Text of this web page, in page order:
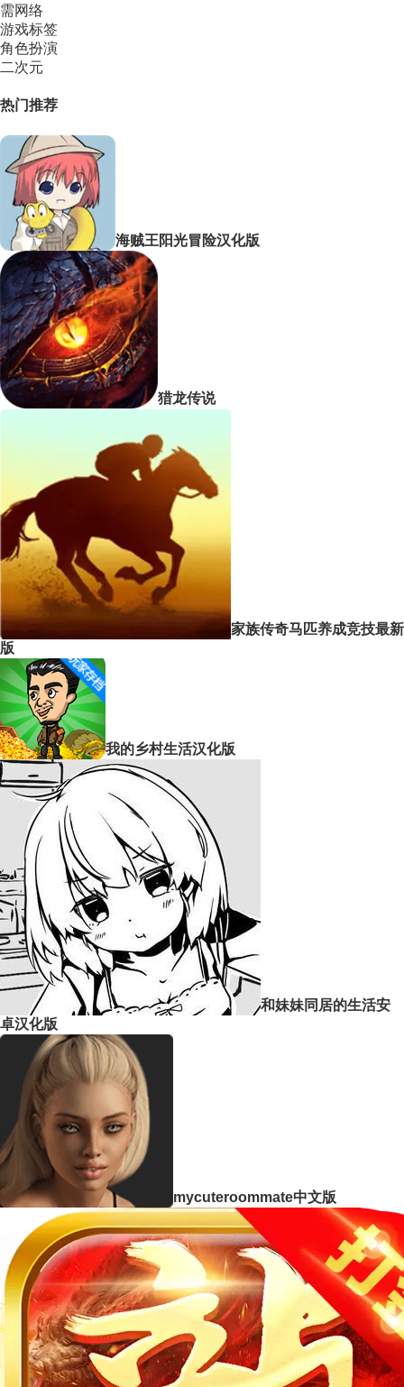
需网络
游戏标签
角色扮演
二次元
热门推荐
海贼王阳光冒险汉化版
猎龙传说
家族传奇马匹养成竞技最新
版
我的乡村生活汉化版
和妹妹同居的生活安
卓汉化版
mycuteroommate中文版